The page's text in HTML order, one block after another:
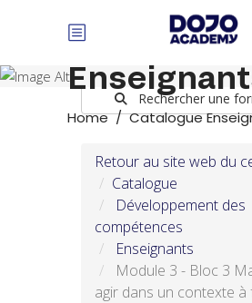
Catalogue
Home/Catalogue
Rechercher une
Retour au site web du
Catalogue
Développement des
compétences
Enseignants
Module 3 - Bloc 3
agir dans un contexte à
Panneau de gestion des cookies